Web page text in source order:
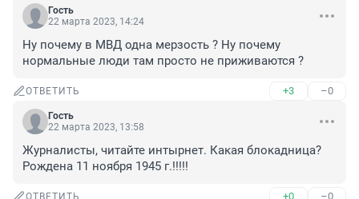
Гость
22 марта 2023, 14:24
Ну почему в МВД одна мерзость ? Ну почему
нормальные люди там просто не приживаются ?
ОТВЕТИТЬ +3 –0
Гость
22 марта 2023, 13:58
Журналисты, читайте интырнет. Какая блокадница?
Рождена 11 ноября 1945 г.!!!!!
ОТВЕТИТЬ +0 –0